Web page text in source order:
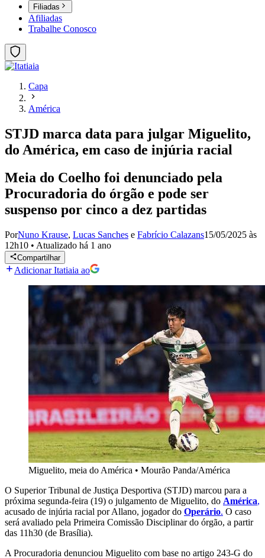
Filiadas
Afiliadas
Trabalhe Conosco
Capa
América
STJD marca data para julgar Miguelito,
do América, em caso de injúria racial
Meia do Coelho foi denunciado pela
Procuradoria do órgão e pode ser
suspenso por cinco a dez partidas
PorNuno Krause, Lucas Sanches e Fabrício Calazans15/05/2025 às
12h10 • Atualizado há 1 ano
Compartilhar
Adicionar Itatiaia ao
Miguelito, meia do América • Mourão Panda/América
O Superior Tribunal de Justiça Desportiva (STJD) marcou para a
próxima segunda-feira (19) o julgamento de Miguelito, do América,
acusado de injúria racial por Allano, jogador do Operário. O caso
será avaliado pela Primeira Comissão Disciplinar do órgão, a partir
das 11h30 (de Brasília).
A Procuradoria denunciou Miguelito com base no artigo 243-G do